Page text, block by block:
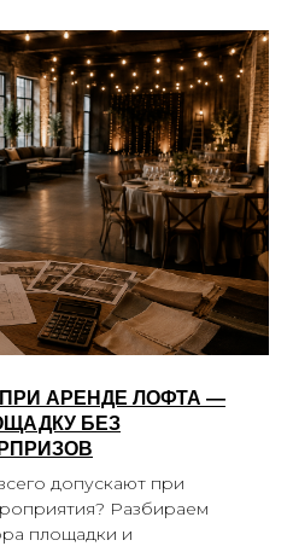
АРЕНДЕ ЛОФТА —
БЕЗ
допускают при
Разбираем
площадки и